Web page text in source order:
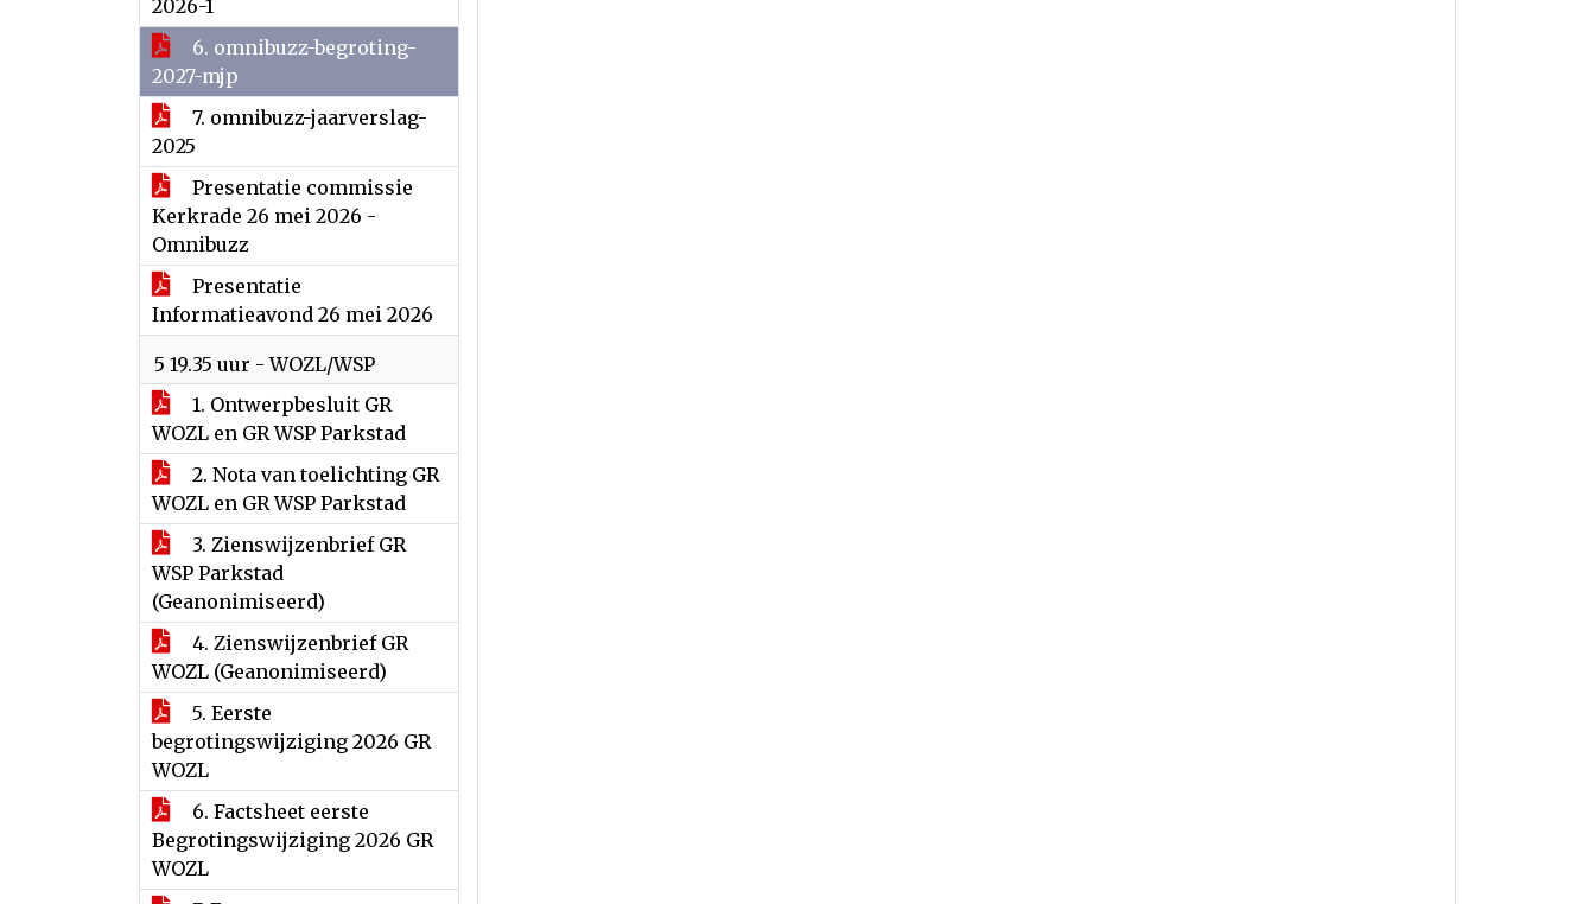
2026-1
6. omnibuzz-begroting-
2027-mjp
7. omnibuzz-jaarverslag-
2025
Presentatie commissie
Kerkrade 26 mei 2026 -
Omnibuzz
Presentatie
Informatieavond 26 mei 2026
5 19.35 uur - WOZL/WSP
1. Ontwerpbesluit GR
WOZL en GR WSP Parkstad
2. Nota van toelichting GR
WOZL en GR WSP Parkstad
3. Zienswijzenbrief GR
WSP Parkstad
(Geanonimiseerd)
4. Zienswijzenbrief GR
WOZL (Geanonimiseerd)
5. Eerste
begrotingswijziging 2026 GR
WOZL
6. Factsheet eerste
Begrotingswijziging 2026 GR
WOZL